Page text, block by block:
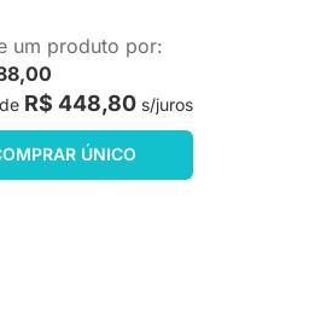
um produto por:
de R$ 448,80 s/juros
ÚNICO